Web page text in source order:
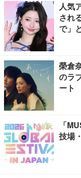
人気
され
で」
榮倉
のラ
ート
「
技場